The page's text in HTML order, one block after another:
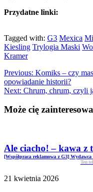
Przydatne linki:
Tagged with: G3 Mexica
Kiesling Trylogia Maski
Kramer
Previous: Komiks – czy
opowiadanie historii?
Next: Chrum, chrum, czyli
Może cię
Ale ciacho! – kawa z
[Współpraca reklamowa z G3]
Ten
21 kwietnia 2026